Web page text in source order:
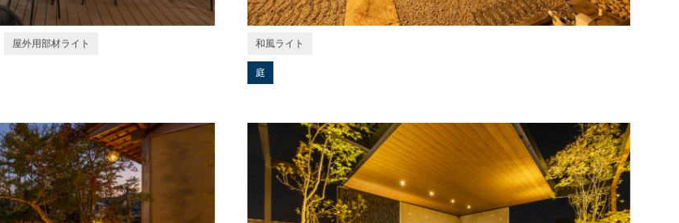
屋外用部材ライト 和風ライト
庭